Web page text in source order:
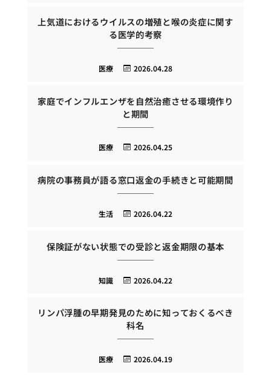
上気道におけるウイルスの増殖と喉の炎症に関す
る医学的考察
2026.04.28
医療
家庭でインフルエンザを自然治癒させる環境作り
と期間
2026.04.25
医療
病院の事務員が語る窓口返金の手続きと可能期間
2026.04.22
生活
保険証がない状態での受診と返金期限の基本
2026.04.22
知識
リンパ浮腫の早期発見のために知っておくるべき
科名
2026.04.19
医療